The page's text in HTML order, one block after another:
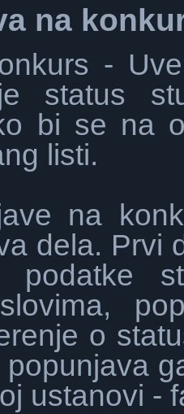
na
-
status
bi se na
listi.
na
dela. Prvi
podatke
slovima,
o
ustanovi -